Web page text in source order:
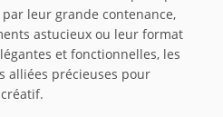
leur grande contenance,
astucieux ou leur format
et fonctionnelles, les
alliées précieuses pour